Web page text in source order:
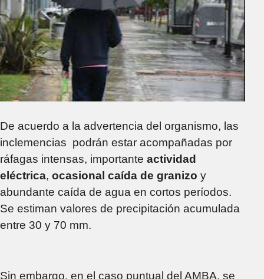
De acuerdo a la advertencia del organismo, las
inclemencias podrán estar acompañadas por
ráfagas intensas, importante actividad
eléctrica, ocasional caída de granizo y
abundante caída de agua en cortos períodos.
Se estiman valores de precipitación acumulada
entre 30 y 70 mm.
Sin embargo, en el caso puntual del AMBA, se